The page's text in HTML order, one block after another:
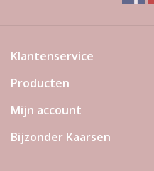
Klantenservice
Producten
Mijn account
Bijzonder Kaarsen